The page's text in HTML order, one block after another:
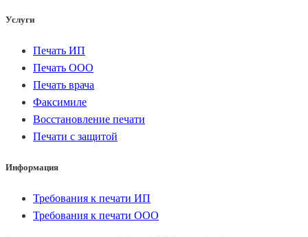
Услуги
Печать ИП
Печать ООО
Печать врача
Факсимиле
Восстановление печати
Печати с защитой
Информация
Требования к печати ИП
Требования к печати ООО